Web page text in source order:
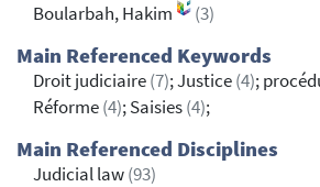
Boularbah, Hakim
(3)
Main Referenced Keywords
Droit judiciaire(7); Justice(4);
Réforme(4); Saisies(4);
Main Referenced Disciplines
Judicial law(93)